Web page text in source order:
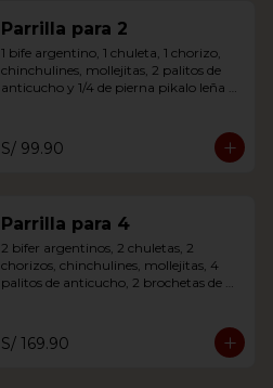
Parrilla para 2
1 bife argentino, 1 chuleta, 1 chorizo,
chinchulines, mollejitas, 2 palitos de
anticucho y 1/4 de pierna pikalo leña
S/ 99.90
Parrilla para 4
2 bifer argentinos, 2 chuletas, 2
chorizos, chinchulines, mollejitas, 4
palitos de anticucho, 2 brochetas de
fritas
S/ 169.90